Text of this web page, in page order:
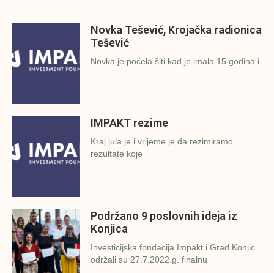
Novka Tešević, Krojačka radionica
Tešević
Novka je počela šiti kad je imala 15 godina i
IMPAKT rezime
Kraj jula je i vrijeme je da rezimiramo
rezultate koje
Podržano 9 poslovnih ideja iz
Konjica
Investicijska fondacija Impakt i Grad Konjic
održali su 27.7.2022.g. finalnu